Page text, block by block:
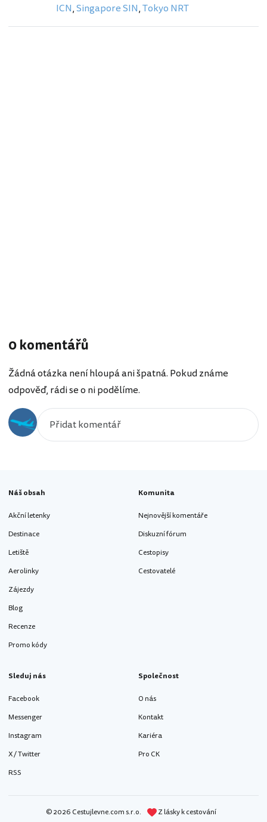
ICN,Singapore SIN,Tokyo NRT
0 komentářů
Žádná otázka není hloupá ani špatná. Pokud známe
odpověď, rádi se o ni podělíme.
Náš obsah
Akční letenky
Destinace
Letiště
Aerolinky
Zájezdy
Blog
Recenze
Promo kódy
Komunita
Nejnovější komentáře
Diskuzní fórum
Cestopisy
Cestovatelé
Sleduj nás
Facebook
Messenger
Instagram
X / Twitter
RSS
Společnost
O nás
Kontakt
Kariéra
Pro CK
© 2026 Cestujlevne.com s.r.o.
Z lásky k cestování